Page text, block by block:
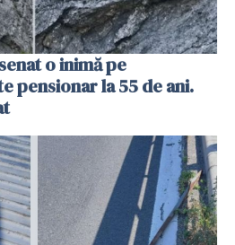
o inimă pe
pensionar la 55 de ani.